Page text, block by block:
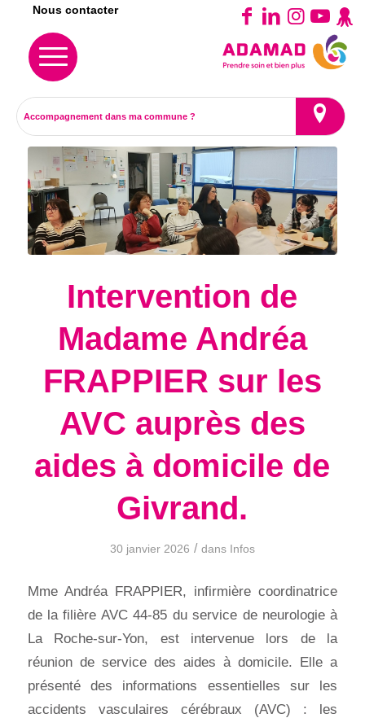
Nous contacter
Intervention de
Madame Andréa
FRAPPIER sur les
AVC auprès des
aides à domicile de
Givrand.
30 janvier 2026 / dans Infos
Mme Andréa FRAPPIER, infirmière coordinatrice
de la filière AVC 44-85 du service de neurologie à
La Roche-sur-Yon, est intervenue lors de la
réunion de service des aides à domicile. Elle a
présenté des informations essentielles sur les
accidents vasculaires cérébraux (AVC) : les